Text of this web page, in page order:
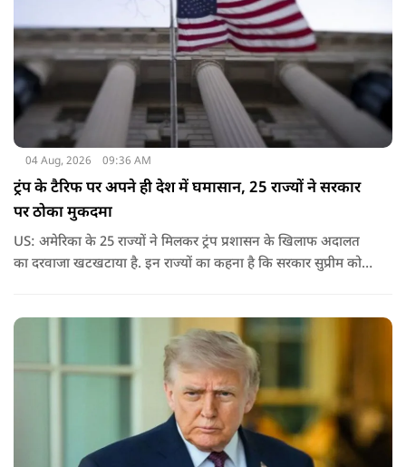
04 Aug, 2026 09:36 AM
ट्रंप के टैरिफ पर अपने ही देश में घमासान, 25 राज्यों ने सरकार
पर ठोका मुकदमा
US: अमेरिका के 25 राज्यों ने मिलकर ट्रंप प्रशासन के खिलाफ अदालत
का दरवाजा खटखटाया है. इन राज्यों का कहना है कि सरकार सुप्रीम कोर्ट